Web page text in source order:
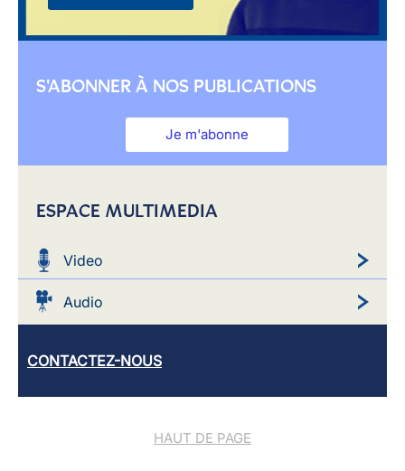
S'ABONNER À NOS PUBLICATIONS
Je m'abonne
ESPACE MULTIMEDIA
Video
Audio
CONTACTEZ-NOUS
HAUT DE PAGE